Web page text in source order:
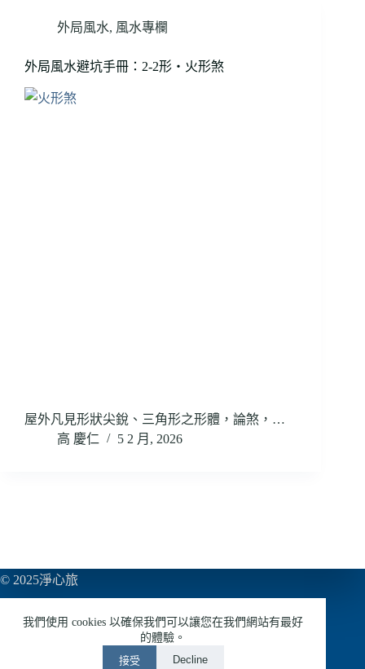
我們使用 cookies 以確保我們可以讓您在我們網站有最好
的體驗。
接受
Decline
外局風水, 風水專欄
外局風水避坑手冊：2-2形・火形煞
屋外凡見形狀尖銳、三角形之形體，論煞，…
高 慶仁
5 2 月, 2026
© 2025淨心旅
亞巨多媒體有限公司
54953433